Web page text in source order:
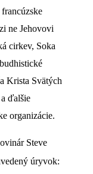
ne Jehovovi
cirkev, Soka
Krista Svätých
ďalšie
organizácie.
Steve
úryvok: